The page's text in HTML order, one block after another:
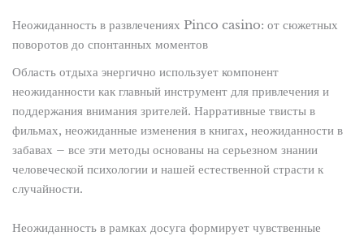
Неожиданность в развлечениях Pinco casino: от сюжетных
поворотов до спонтанных моментов
Область отдыха энергично использует компонент
неожиданности как главный инструмент для привлечения и
поддержания внимания зрителей. Нарративные твисты в
фильмах, неожиданные изменения в книгах, неожиданности в
забавах – все эти методы основаны на серьезном знании
человеческой психологии и нашей естественной страсти к
случайности.
Неожиданность в рамках досуга формирует чувственные